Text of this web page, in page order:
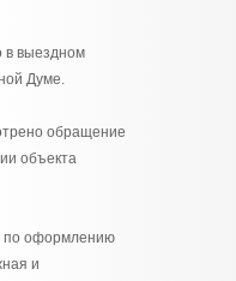
в выездном
Думе.
обращение
объекта
по оформлению
и